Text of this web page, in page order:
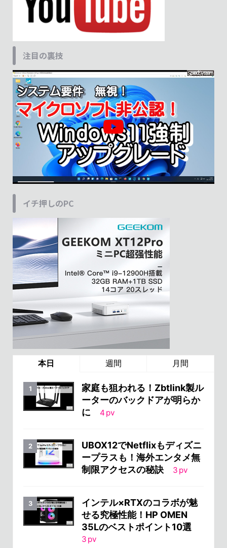
注目の裏技
イチ押しのPC
本日 週間 月間
家庭も狙われる！Zbtlink製ル
ーターのバックドアが明らか
に
4 pv
UBOX12でNetflixもディズニ
ープラスも！海外エンタメ無
制限アクセスの秘訣
3 pv
インテル×RTXのコラボが魅
せる究極性能！HP OMEN
35Lのベストポイント10選
3 pv